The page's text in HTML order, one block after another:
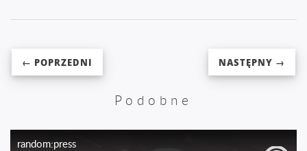
← POPRZEDNI NASTĘPNY →
Podobne
random:press